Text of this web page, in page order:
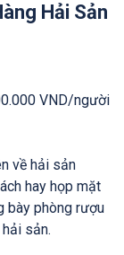
Hải Sản
VND/người
về hải sản
hay họp mặt
bày phòng rượu
sản.